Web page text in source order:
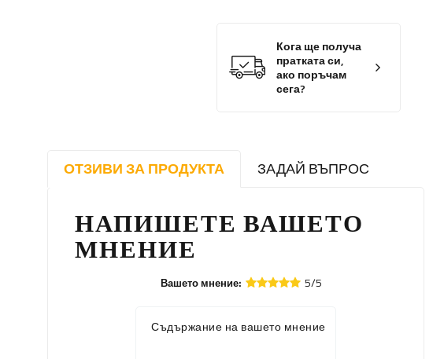
Кога ще получа
пратката си,
ако поръчам
сега?
ОТЗИВИ ЗА ПРОДУКТА ЗАДАЙ ВЪПРОС
НАПИШЕТЕ ВАШЕТО
МНЕНИЕ
Вашето мнение: 5/5
Съдържание на вашето мнение